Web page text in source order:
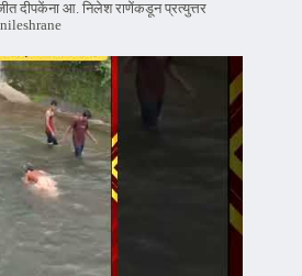
दीपकेंना आ. निलेश राणेंकडून प्रत्युत्तर